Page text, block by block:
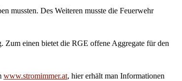
mussten. Des Weiteren musste die Feuerwehr
Zum einen bietet die RGE offene Aggregate für den
www.stromimmer.at, hier erhält man Informationen